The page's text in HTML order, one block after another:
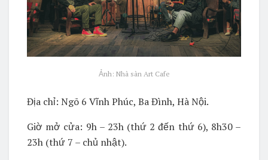
Ảnh: Nhà sàn Art Cafe
Địa chỉ: Ngõ 6 Vĩnh Phúc, Ba Đình, Hà Nội.
Giờ mở cửa: 9h – 23h (thứ 2 đến thứ 6), 8h30 –
23h (thứ 7 – chủ nhật).